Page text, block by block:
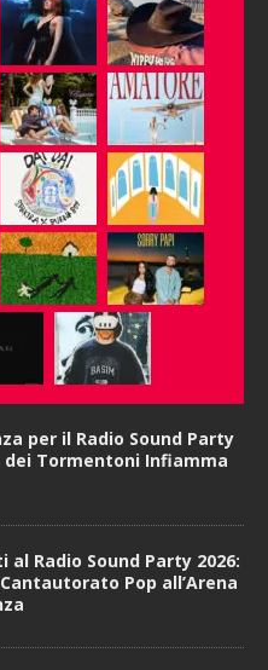
per il Radio Sound Party
dei Tormentoni Infiamma
al Radio Sound Party 2026:
Pop all’Arena